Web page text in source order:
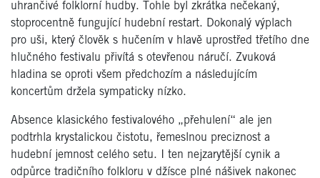
uhrančivé folklorní hudby. Tohle byl zkrátka nečekaný,
stoprocentně fungující hudební restart. Dokonalý výplach
pro uši, který člověk s hučením v hlavě uprostřed třetího dne
hlučného festivalu přivítá s otevřenou náručí. Zvuková
hladina se oproti všem předchozím a následujícím
koncertům držela sympaticky nízko.
Absence klasického festivalového „přehulení“ ale jen
podtrhla krystalickou čistotu, řemeslnou preciznost a
hudební jemnost celého setu. I ten nejzarytější cynik a
odpůrce tradičního folkloru v džísce plné nášivek nakonec